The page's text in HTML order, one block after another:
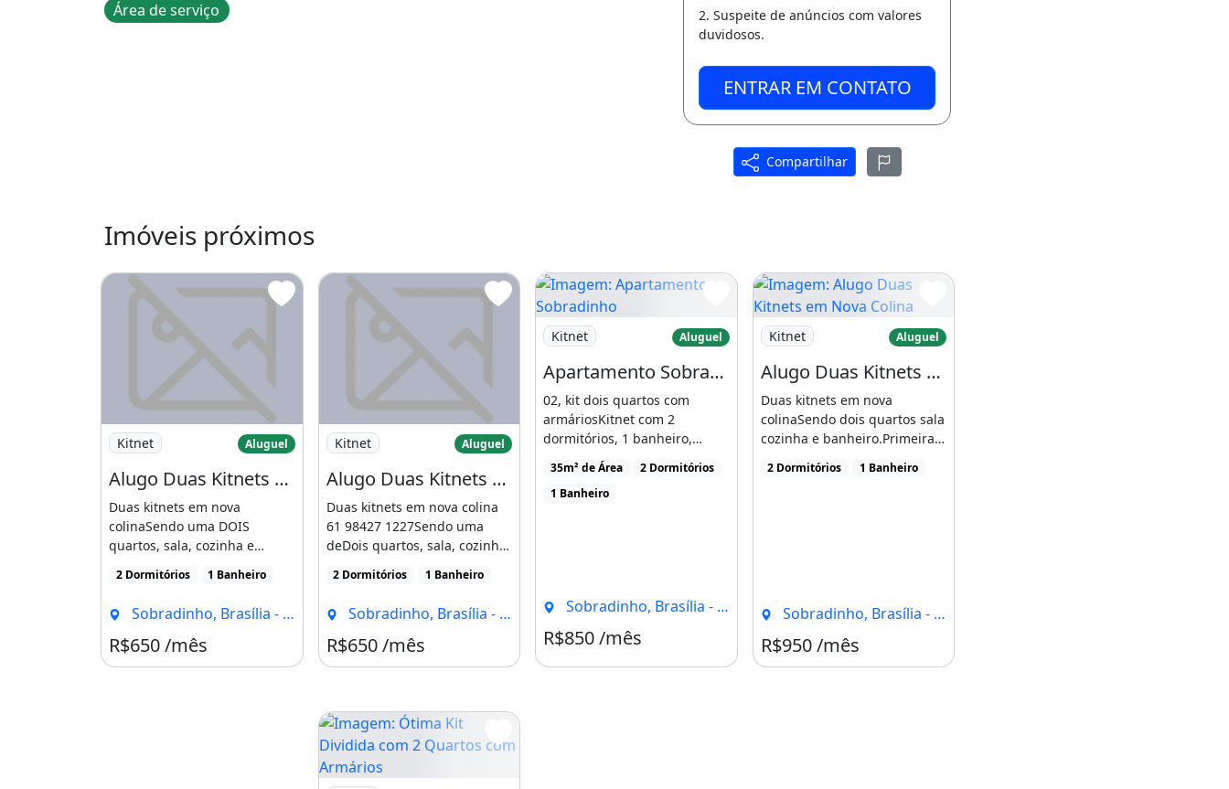
Área de serviço
2. Suspeite de anúncios com valores
duvidosos.
ENTRAR EM CONTATO
Compartilhar
Imóveis próximos
Imagem: Alugo Duas Kitnets Nova Colina 650
Kitnet Aluguel
Alugo Duas Kitnets Nova Colina 650
Duas kitnets em nova
colinaSendo uma DOIS
quartos, sala, cozinha e
para [...]
2 Dormitórios 1 Banheiro
Sobradinho, Brasília - DF
R$650 /mês
Imagem: Alugo Duas Kitnets em Nova Colina 650
Kitnet Aluguel
Alugo Duas Kitnets em Nova Colina 650
Duas kitnets em nova colina
61 98427 1227Sendo uma
deDois quartos, sala, cozinha
2 Dormitórios 1 Banheiro
Sobradinho, Brasília - DF
R$650 /mês
Imagem: Apartamento Sobradinho
Kitnet Aluguel
Apartamento Sobradinho
02, kit dois quartos com
armáriosKitnet com 2
dormitórios, 1 banheiro,
aluguel por R$850 /mês,
condomínio por R$290 /mês,
35m² de [...]
35m² de Área
2 Dormitórios
1 Banheiro
Sobradinho, Brasília - DF
R$850 /mês Condomínio R$290
Imagem: Alugo Duas Kitnets em Nova Colina
Kitnet Aluguel
Alugo Duas Kitnets em Nova Colina
Duas kitnets em nova
colinaSendo dois quartos sala
cozinha e banheiro.Primeira
2 Dormitórios 1 Banheiro
Sobradinho, Brasília - DF
R$950 /mês